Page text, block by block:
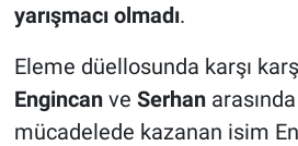
yarışmacı olmadı.
Eleme düellosunda karşı
Engincanve Serhan
mücadelede kazanan isim